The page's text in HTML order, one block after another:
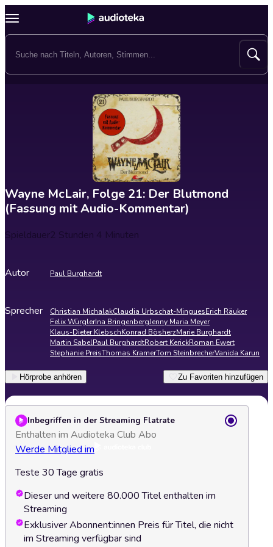
Wayne McLair, Folge 21: Der Blutmond
(Fassung mit Audio-Kommentar)
Spieldauer2 Stunden 4 Minuten
Autor Paul Burghardt
Sprecher Christian MichalakClaudia Urbschat-MinguesErich Räuker
Felix WürglerIna BringenbergJenny Maria Meyer
Klaus-Dieter KlebschKonrad BösherzMarie Burghardt
Martin SabelPaul BurghardtRobert KerickRoman Ewert
Stephanie PreisThomas KramerTom SteinbrecherVanida Karun
Hörprobe anhören Zu Favoriten hinzufügen
Inbegriffen in der Streaming Flatrate
Enthalten im Audioteka Club Abo
Werde Mitglied im
Teste 30 Tage gratis
Dieser und weitere 80.000 Titel enthalten im
Streaming
Exklusiver Abonnent:innen Preis für Titel, die nicht
im Streaming verfügbar sind